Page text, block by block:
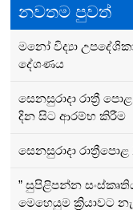
නවතම පුවත්
මනෝ විද්‍යා
දේශණය
සෙනසුරාදා රාත්‍රී
දින සිට ආරම්භ කිරීම
සෙනසුරාදා රාත්‍රීපොළ
” සුපිළිපන්න
මෙහෙයුම ක්‍රියාවට